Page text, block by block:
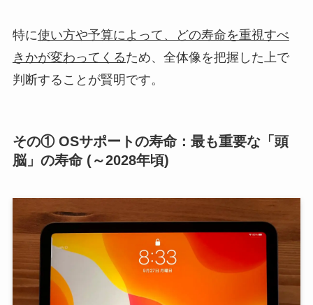
特に使い方や予算によって、どの寿命を重視すべ
きかが変わってくるため、全体像を把握した上で
判断することが賢明です。
その① OSサポートの寿命：最も重要な「頭
脳」の寿命 (～2028年頃)